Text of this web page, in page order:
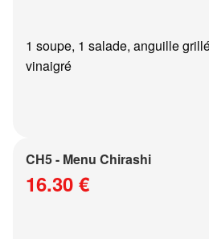
1 soupe, 1 salade, anguille
vinaigré
CH5 - Menu Chirashi
16.30 €